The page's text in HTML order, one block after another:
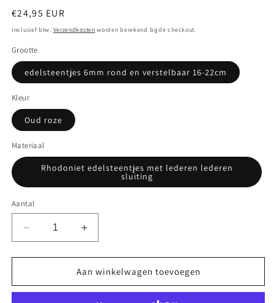
Normale
prijs
€24,95 EUR
Inclusief btw. Verzendkosten worden berekend bij de checkout.
Grootte
edelsteentjes 6mm rond en verstelbaar 16-22cm
Kleur
Oud roze
Materiaal
Rhodoniet edelsteentjes met lederen lederen
sluiting
Aantal
Aantal
verlagen
voor
Armbandje
met
Aantal
verhogen
voor
Armbandje
met
Aan winkelwagen toevoegen